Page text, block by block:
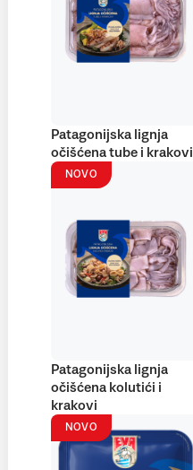
Patagonijska lignja
očišćena tube i krakovi
NOVO
Patagonijska lignja
očišćena kolutići i
krakovi
NOVO